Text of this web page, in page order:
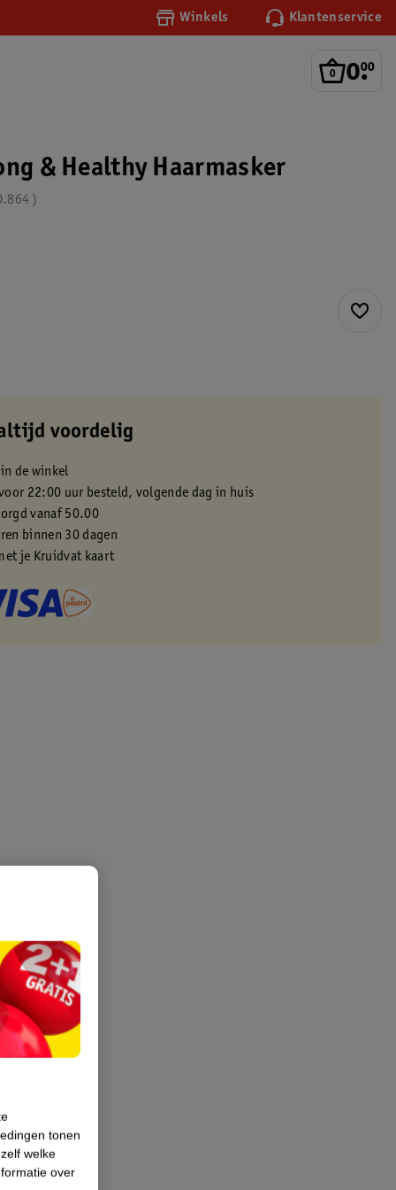
Winkels Klantenservice
0.
00
& Healthy Haarmasker
voordelig
de winkel
22:00 uur besteld, volgende dag in huis
vanaf 50.00
binnen 30 dagen
je Kruidvat kaart
tonen
welke
over